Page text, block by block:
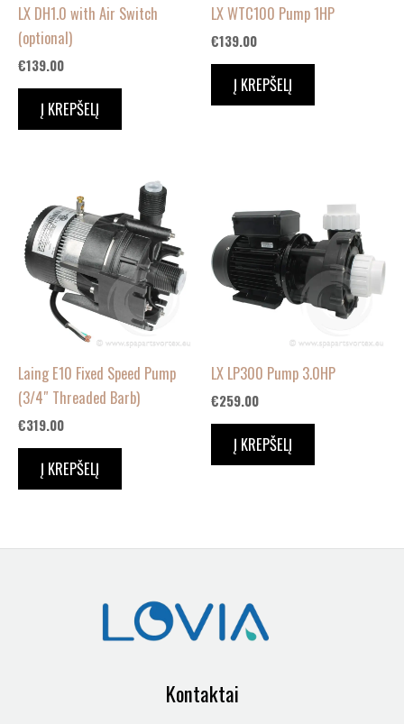
LX DH1.0 with Air Switch
(optional)
€139.00
Į KREPŠELĮ
LX WTC100 Pump 1HP
€139.00
Į KREPŠELĮ
Laing E10 Fixed Speed Pump
(3/4″ Threaded Barb)
€319.00
Į KREPŠELĮ
LX LP300 Pump 3.0HP
€259.00
Į KREPŠELĮ
Kontaktai